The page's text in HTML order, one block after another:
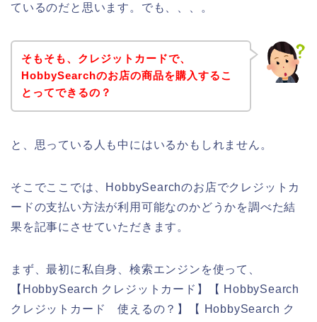
ているのだと思います。でも、、、。
そもそも、クレジットカードで、
HobbySearchのお店の商品を購入するこ
とってできるの？
と、思っている人も中にはいるかもしれません。
そこでここでは、HobbySearchのお店でクレジットカ
ードの支払い方法が利用可能なのかどうかを調べた結
果を記事にさせていただきます。
まず、最初に私自身、検索エンジンを使って、
【HobbySearch クレジットカード】【 HobbySearch
クレジットカード 使えるの？】【 HobbySearch ク